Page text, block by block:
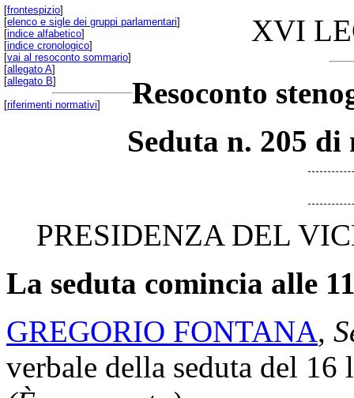
XVI
Resoconto
Seduta n. 205
[frontespizio]
[elenco e sigle dei gruppi parlamentari]
[indice alfabetico]
[indice cronologico]
[vai al resoconto sommario]
[allegato A]
[allegato B]
[riferimenti normativi]
PRESIDENZA DEL
La seduta comincia alle
GREGORIO FONTANA,
verbale della seduta del